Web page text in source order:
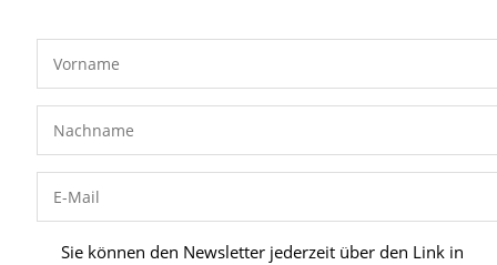
Sie können den Newsletter jederzeit über den Link in